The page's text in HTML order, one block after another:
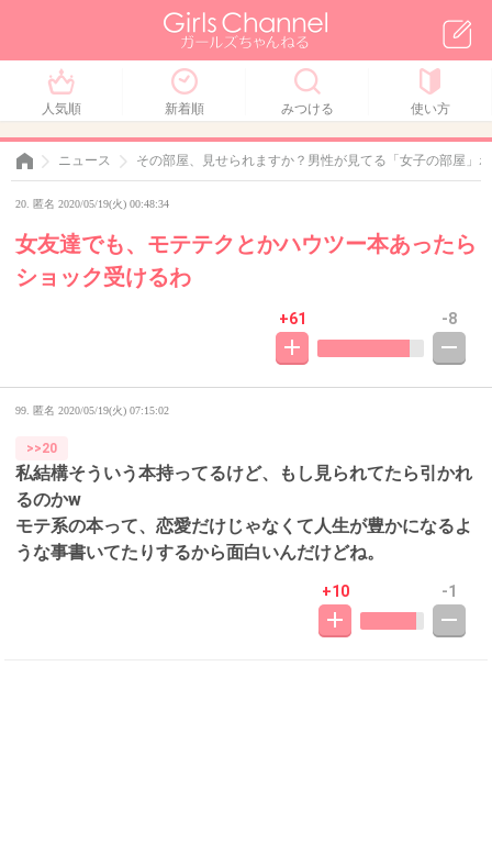
人気順 新着順 みつける 使い方
ニュース その部屋、見せられますか？男性が見てる「女子の部屋」
20. 匿名 2020/05/19(火) 00:48:34
女友達でも、モテテクとかハウツー本あったら
ショック受けるわ
+61 -8
99. 匿名 2020/05/19(火) 07:15:02
>>20
私結構そういう本持ってるけど、もし見られてたら引かれ
るのかw
モテ系の本って、恋愛だけじゃなくて人生が豊かになるよ
うな事書いてたりするから面白いんだけどね。
+10 -1